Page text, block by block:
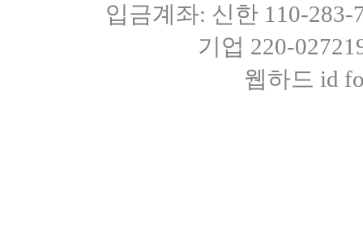
입금계좌: 신한 110-
기업 220-
웹하드 id